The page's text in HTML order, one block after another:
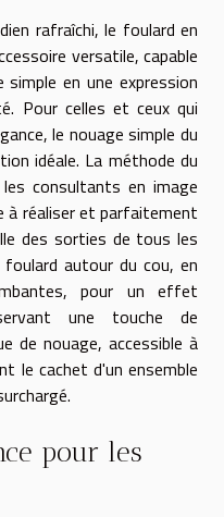
rafraîchi, le foulard en
versatile, capable
en une expression
Pour celles et ceux qui
le nouage simple du
idéale. La méthode du
consultants en image
à réaliser et parfaitement
des sorties de tous les
autour du cou, en
pour un effet
une touche de
de nouage, accessible à
le cachet d'un ensemble
pour les